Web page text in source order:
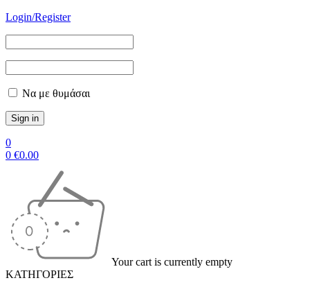
Login/Register
Να με θυμάσαι
0
0 €0.00
Your cart is currently empty
ΚΑΤΗΓΟΡΙΕΣ